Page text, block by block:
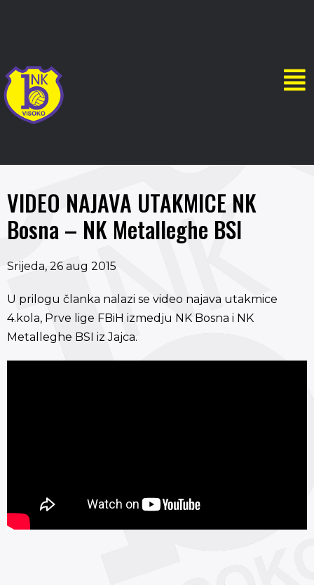
VIDEO NAJAVA UTAKMICE NK
Bosna – NK Metalleghe BSI
Srijeda, 26 aug 2015
U prilogu članka nalazi se video najava utakmice
4.kola, Prve lige FBiH izmedju NK Bosna i NK
Metalleghe BSI iz Jajca.